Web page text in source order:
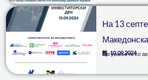
На 13
10.09.2024
Тргувањето со